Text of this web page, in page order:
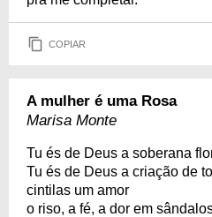
COPIAR
A mulher é uma Rosa
Marisa Monte
Tu és de Deus a soberana
Tu és de Deus a criação de
cintilas um amor
o riso, a fé, a dor em